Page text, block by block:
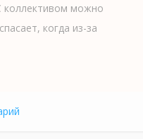
коллективом можно
когда из-за